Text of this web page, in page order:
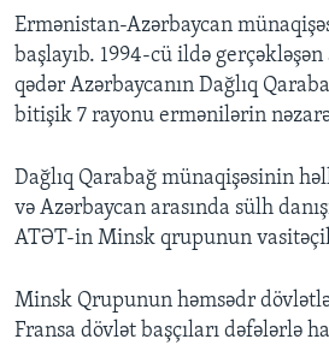
Ermənistan-Azərbaycan
başlayıb. 1994-cü ildə gerçəkləşən
qədər Azərbaycanın Dağlıq
bitişik 7 rayonu ermənilərin
Dağlıq Qarabağ münaqişəsinin
və Azərbaycan arasında sülh
ATƏT-in Minsk qrupunun
Minsk Qrupunun həmsədr
Fransa dövlət başçıları dəfələrlə